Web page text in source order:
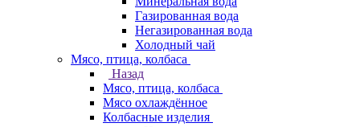
Газированная вода
Негазированная вода
Холодный чай
Мясо, птица, колбаса
Назад
Мясо, птица, колбаса
Мясо охлаждённое
Колбасные изделия